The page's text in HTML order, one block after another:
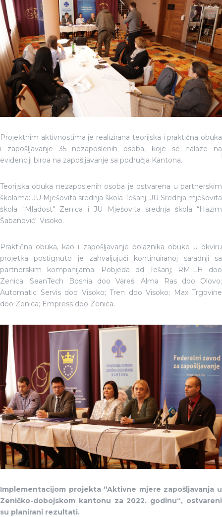
Projektnim aktivnostima je realizirana teorijska i praktična obuka
i zapošljavanje 35 nezaposlenih osoba, koje se nalaze na
evidenciji biroa na zapošljavanje sa područja Kantona.
Teorijska obuka nezaposlenih osoba je ostvarena u partnerskim
školama: JU Mješovita srednja škola Tešanj; JU Srednja mješovita
škola "Mladost" Zenica i JU Mješovita srednja škola “Hazim
Šabanović“ Visoko.
Praktična obuka, kao i zapošljavanje polaznika obuke u okviru
projetka postignuto je zahvaljujući kontinuiranoj saradnji sa
partnerskim kompanijama: Pobjeda dd Tešanj; RM-LH doo
Zenica; SeanTech Bosnia doo Vareš; Alma Ras doo Olovo;
Automatic Servis doo Visoko; Tren doo Visoko; Max Trgovine
doo Zenica; Empress doo Zenica.
Implementacijom projekta “Aktivne mjere zapošljavanja u
Zeničko-dobojskom kantonu za 2022. godinu“, ostvareni
su planirani rezultati.